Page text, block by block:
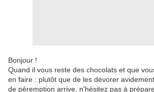
Bonjour !
Quand il vous reste des chocolats et que
en faire : plutôt que de les dévorer
de péremption arrive, n'hésitez pas à